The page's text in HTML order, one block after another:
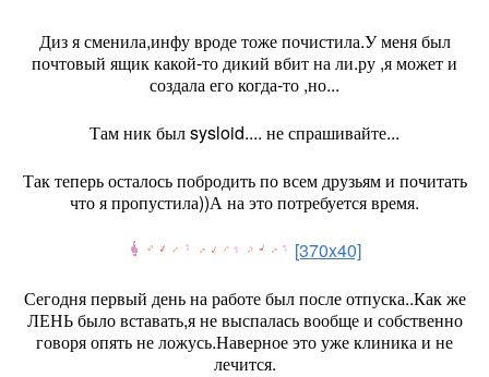
Диз я сменила,инфу вроде тоже почистила.У меня был
почтовый ящик какой-то дикий вбит на ли.ру ,я может и
создала его когда-то ,но...
Там ник был sysloid.... не спрашивайте...
Так теперь осталось побродить по всем друзьям и почитать
что я пропустила))А на это потребуется время.
[370x40]
Сегодня первый день на работе был после отпуска..Как же
ЛЕНЬ было вставать,я не выспалась вообще и собственно
говоря опять не ложусь.Наверное это уже клиника и не
лечится.